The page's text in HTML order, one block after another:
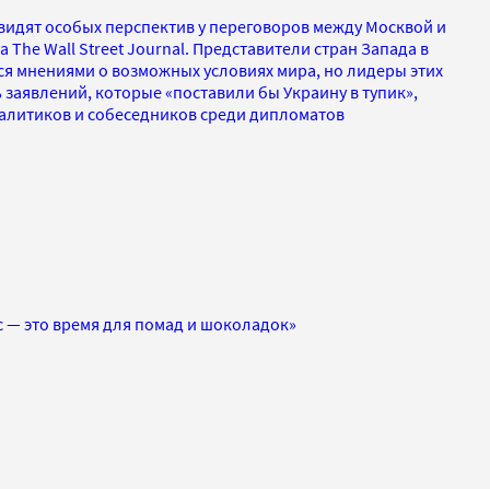
особых перспектив у переговоров между Москвой и
Wall Street Journal. Представители стран Запада в
мнениями о возможных условиях мира, но лидеры этих
заявлений, которые «поставили бы Украину в тупик»,
и собеседников среди дипломатов
— это время для помад и шоколадок»